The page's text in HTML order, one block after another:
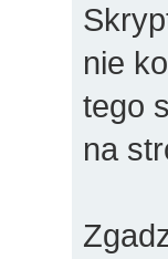
nie
tego
na